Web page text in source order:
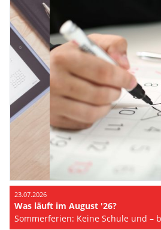
23.07.2026
Was läuft im August '26?